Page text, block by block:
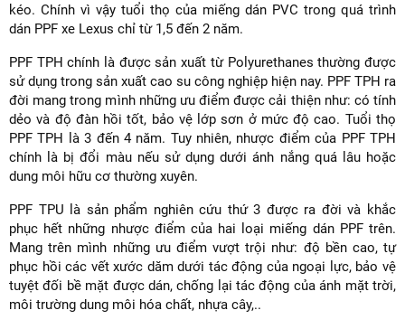
kéo. Chính vì vậy tuổi thọ của miếng dán PVC trong quá trình
dán PPF xe Lexus chỉ từ 1,5 đến 2 năm.
PPF TPH chính là được sản xuất từ Polyurethanes thường được
sử dụng trong sản xuất cao su công nghiệp hiện nay. PPF TPH ra
đời mang trong mình những ưu điểm được cải thiện như: có tính
dẻo và độ đàn hồi tốt, bảo vệ lớp sơn ở mức độ cao. Tuổi thọ
PPF TPH là 3 đến 4 năm. Tuy nhiên, nhược điểm của PPF TPH
chính là bị đổi màu nếu sử dụng dưới ánh nắng quá lâu hoặc
dung môi hữu cơ thường xuyên.
PPF TPU là sản phẩm nghiên cứu thứ 3 được ra đời và khắc
phục hết những nhược điểm của hai loại miếng dán PPF trên.
Mang trên mình những ưu điểm vượt trội như: độ bền cao, tự
phục hồi các vết xước dăm dưới tác động của ngoại lực, bảo vệ
tuyệt đối bề mặt được dán, chống lại tác động của ánh mặt trời,
môi trường dung môi hóa chất, nhựa cây,..